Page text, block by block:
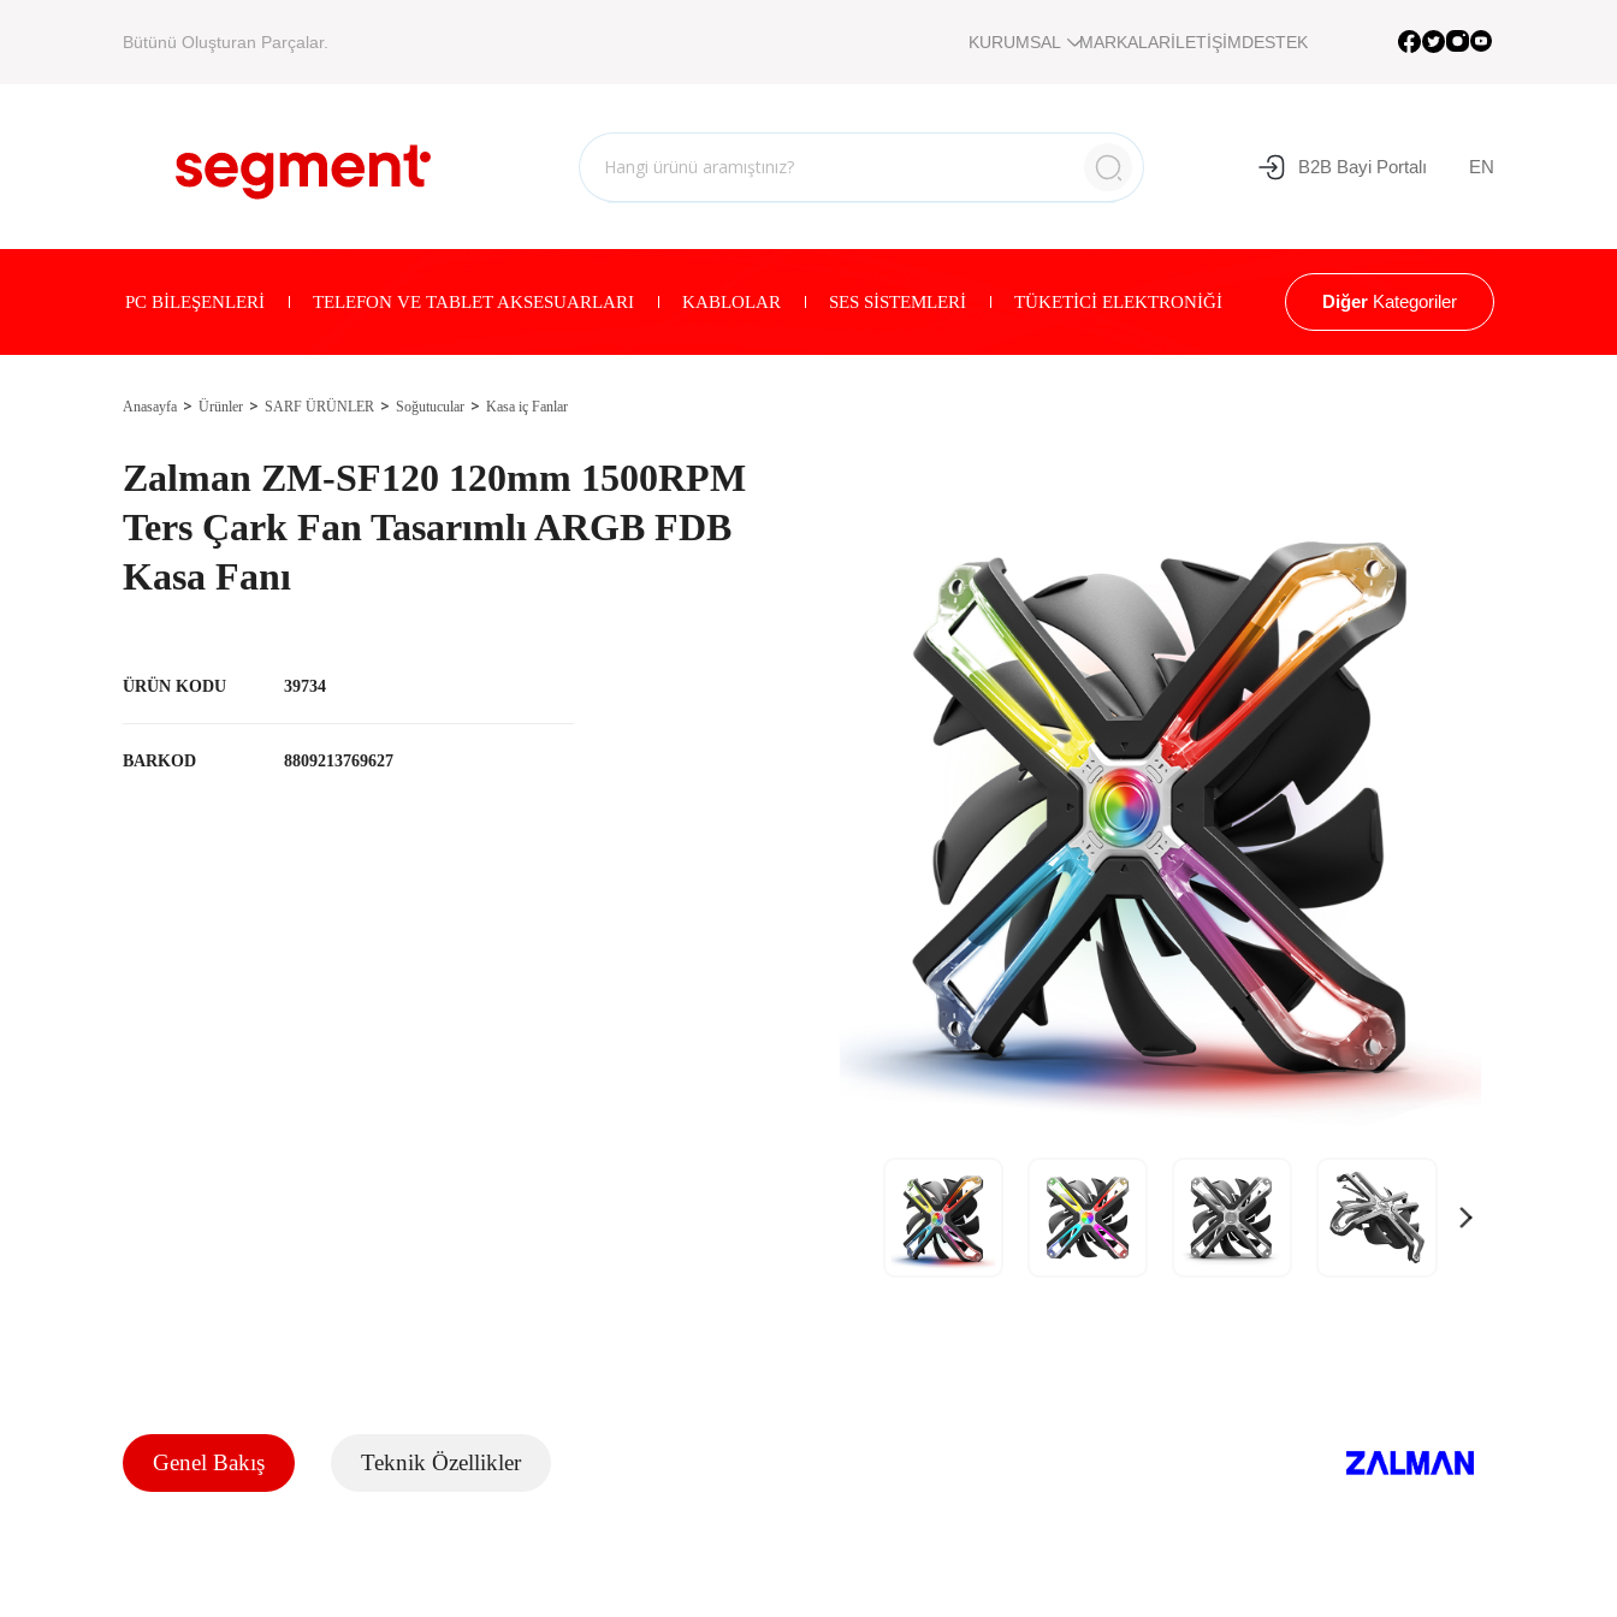
Bütünü Oluşturan Parçalar. KURUMSAL MARKALARİLETİŞİMDESTEK
B2B Bayi Portalı EN
PC BİLEŞENLERİ TELEFON VE TABLET AKSESUARLARI KABLOLAR SES SİSTEMLERİ TÜKETİCİ ELEKTRONİĞİ Diğer Kategoriler
Anasayfa Ürünler SARF ÜRÜNLER Soğutucular Kasa iç Fanlar
Zalman ZM-SF120 120mm 1500RPM
Ters Çark Fan Tasarımlı ARGB FDB
Kasa Fanı
ÜRÜN KODU 39734
BARKOD 8809213769627
Genel Bakış Teknik Özellikler